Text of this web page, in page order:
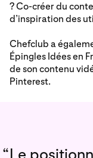
? Co-créer du
d’inspiration des
Chefclub a
Épingles Idées en
de son contenu
Pinterest.
“Le